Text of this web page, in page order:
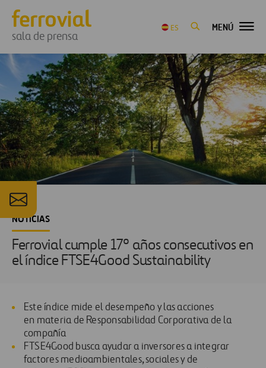
sala de prensa
ES MENÚ
NOTICIAS
Ferrovial cumple 17º años consecutivos en
el índice FTSE4Good Sustainability
Este índice mide el desempeño y las acciones
en materia de Responsabilidad Corporativa de la
compañía
FTSE4Good busca ayudar a inversores a integrar
factores medioambientales, sociales y de